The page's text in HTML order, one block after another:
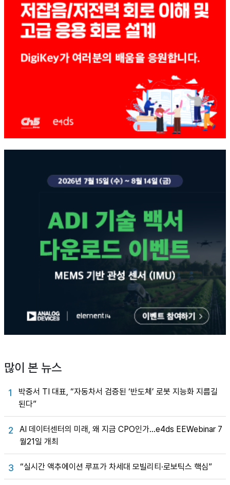
많이 본 뉴스
1
박중서 TI 대표, “자동차서 검증된 ‘반도체’ 로봇 지능화 지름길
된다”
2
AI 데이터센터의 미래, 왜 지금 CPO인가…e4ds EEWebinar 7
월21일 개최
3 “실시간 액추에이션 루프가 차세대 모빌리티·로보틱스 핵심”